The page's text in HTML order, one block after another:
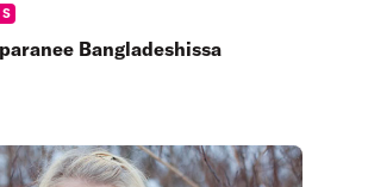
Bangladeshissa